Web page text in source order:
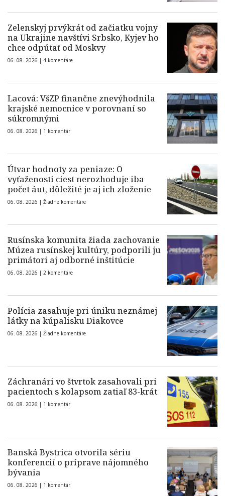
Zelenskyj prvýkrát od začiatku vojny
na Ukrajine navštívi Srbsko, Kyjev ho
chce odpútať od Moskvy
06. 08. 2026 | 4 komentáre
Lacová: VšZP finančne znevýhodnila
krajské nemocnice v porovnaní so
súkromnými
06. 08. 2026 | 1 komentár
Útvar hodnoty za peniaze: O
vyťaženosti ciest nerozhoduje iba
počet áut, dôležité je aj ich zloženie
06. 08. 2026 | Žiadne komentáre
Rusínska komunita žiada zachovanie
Múzea rusínskej kultúry, podporili ju
primátori aj odborné inštitúcie
06. 08. 2026 | 2 komentáre
Polícia zasahuje pri úniku neznámej
látky na kúpalisku Diakovce
06. 08. 2026 | Žiadne komentáre
Záchranári vo štvrtok zasahovali pri
pacientoch s kolapsom zatiaľ 83-krát
06. 08. 2026 | 1 komentár
Banská Bystrica otvorila sériu
konferencií o príprave nájomného
bývania
06. 08. 2026 | 1 komentár